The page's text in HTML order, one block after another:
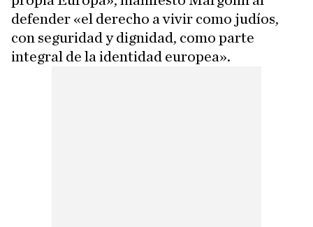
defender «el derecho a vivir como judíos,
con seguridad y dignidad, como parte
integral de la identidad europea».